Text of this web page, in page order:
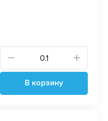
В корзину